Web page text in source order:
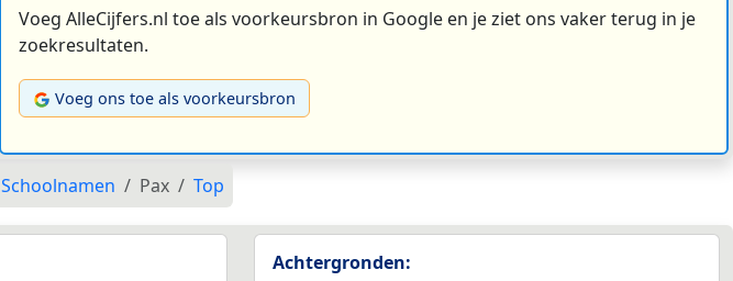
Voeg AlleCijfers.nl toe als voorkeursbron in Google en je ziet ons vaker terug in je
zoekresultaten.
Voeg ons toe als voorkeursbron
Schoolnamen Pax Top
Achtergronden: